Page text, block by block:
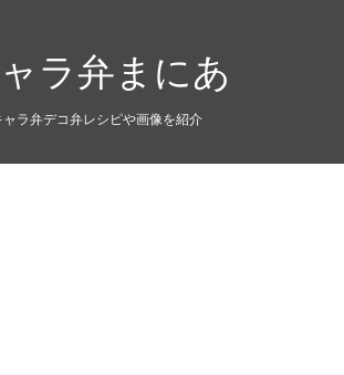
ラ弁まにあ
ャラ弁デコ弁レシピや画像を紹介